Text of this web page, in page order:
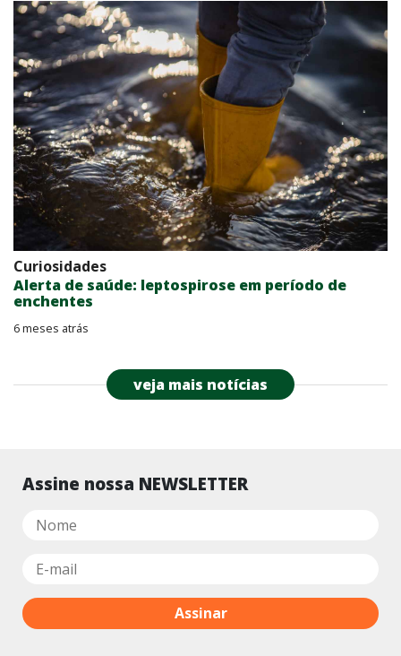
Curiosidades
Alerta de saúde: leptospirose em período de
enchentes
6 meses atrás
veja mais notícias
Assine nossa NEWSLETTER